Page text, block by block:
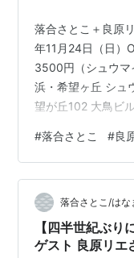
落合さとこ＋良原
年11月24日（日）
3500円（シュウマ
浜・希望ヶ丘 シュ
望が丘102 大鳥ビ
こと良原リエが一
の同級生である二
同級生が店主のお
グという名前のお
付いています。美
#落合さとこ #良
落合さとこ/はな
【四半世紀ぶ
ゲスト 良原リエ